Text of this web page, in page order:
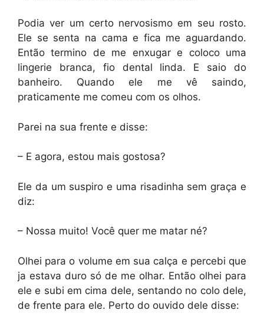
Podia ver um certo nervosismo em seu rosto.
Ele se senta na cama e fica me aguardando.
Então termino de me enxugar e coloco uma
lingerie branca, fio dental linda. E saio do
banheiro. Quando ele me vê saindo,
praticamente me comeu com os olhos.
Parei na sua frente e disse:
– E agora, estou mais gostosa?
Ele da um suspiro e uma risadinha sem graça e
diz:
– Nossa muito! Você quer me matar né?
Olhei para o volume em sua calça e percebi que
ja estava duro só de me olhar. Então olhei para
ele e subi em cima dele, sentando no colo dele,
de frente para ele. Perto do ouvido dele disse: